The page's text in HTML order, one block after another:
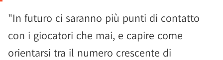
"In futuro ci saranno più punti di contatto
con i giocatori che mai, e capire come
orientarsi tra il numero crescente di